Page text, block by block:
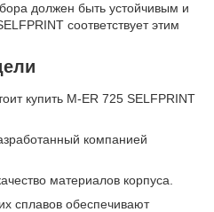
должен быть устойчивым и
соответствует этим
купить M-ER 725 SELFPRINT
компанией
материалов корпуса.
сплавов обеспечивают